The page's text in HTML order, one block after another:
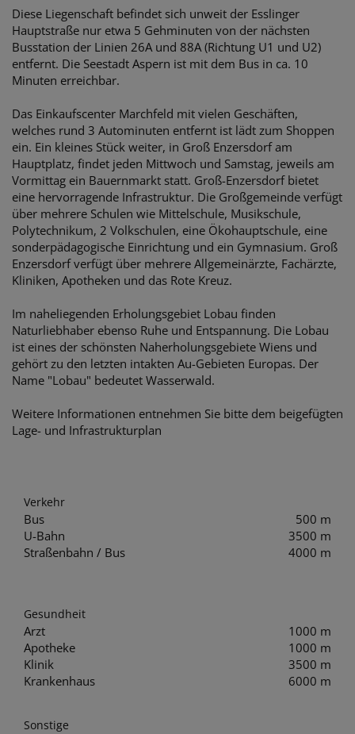
Diese Liegenschaft befindet sich unweit der Esslinger
Hauptstraße nur etwa 5 Gehminuten von der nächsten
Busstation der Linien 26A und 88A (Richtung U1 und U2)
entfernt. Die Seestadt Aspern ist mit dem Bus in ca. 10
Minuten erreichbar.
Das Einkaufscenter Marchfeld mit vielen Geschäften,
welches rund 3 Autominuten entfernt ist lädt zum Shoppen
ein. Ein kleines Stück weiter, in Groß Enzersdorf am
Hauptplatz, findet jeden Mittwoch und Samstag, jeweils am
Vormittag ein Bauernmarkt statt. Groß-Enzersdorf bietet
eine hervorragende Infrastruktur. Die Großgemeinde verfügt
über mehrere Schulen wie Mittelschule, Musikschule,
Polytechnikum, 2 Volkschulen, eine Ökohauptschule, eine
sonderpädagogische Einrichtung und ein Gymnasium. Groß
Enzersdorf verfügt über mehrere Allgemeinärzte, Fachärzte,
Kliniken, Apotheken und das Rote Kreuz.
Im naheliegenden Erholungsgebiet Lobau finden
Naturliebhaber ebenso Ruhe und Entspannung. Die Lobau
ist eines der schönsten Naherholungsgebiete Wiens und
gehört zu den letzten intakten Au-Gebieten Europas. Der
Name "Lobau" bedeutet Wasserwald.
Weitere Informationen entnehmen Sie bitte dem beigefügten
Lage- und Infrastrukturplan
Verkehr
Bus
500 m
U-Bahn
3500 m
Straßenbahn / Bus
4000 m
Gesundheit
Arzt
1000 m
Apotheke
1000 m
Klinik
3500 m
Krankenhaus
6000 m
Sonstige